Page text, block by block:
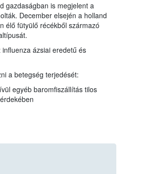
gazdaságban is megjelent a
December elsején a holland
élő fütyülő récékből származó
ázsiai eredetű és
a betegség terjedését:
egyéb baromfiszállítás tilos